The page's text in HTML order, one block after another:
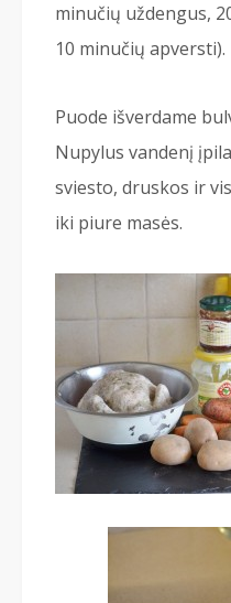
minučių uždengus,
10 minučių apversti).
Puode išverdame
Nupylus vandenį
sviesto, druskos ir
iki piure masės.